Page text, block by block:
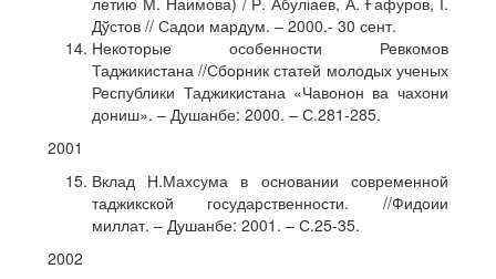
Дўстов // Садои мардум. – 2000.- 30 сент.
Некоторые особенности Ревкомов
Таджикистана //Сборник статей молодых ученых
Республики Таджикистана «Чавонон ва чахони
дониш». – Душанбе: 2000. – С.281-285.
2001
Вклад Н.Махсума в основании современной
таджикской государственности. //Фидоии
миллат. – Душанбе: 2001. – С.25-35.
2002